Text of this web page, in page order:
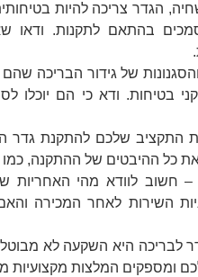
הגדר צריכה להיות
בהתאם לתקנות. ודאו
של גידור הבריכה
בטיחות. ודא כי הם
שלכם להתקנת גדר
כל ההיבטים של ההתקנה, כמו
– חשוב לוודא מהי האחריות
השירות לאחר המכירה
לבריכה היא השקעה לא
ומספקים המלצות מקצועיות